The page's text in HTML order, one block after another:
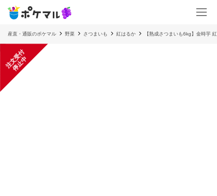
産直・通販のポケマル 野菜 さつまいも 紅はるか 【熟成さつまいも6kg】金時芋
注
文
受
付
停
止
中